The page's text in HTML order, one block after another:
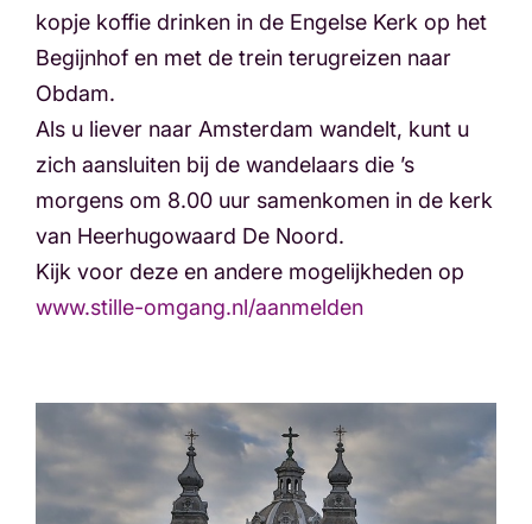
kopje koffie drinken in de Engelse Kerk op het
Begijnhof en met de trein terugreizen naar
Obdam.
Als u liever naar Amsterdam wandelt, kunt u
zich aansluiten bij de wandelaars die ’s
morgens om 8.00 uur samenkomen in de kerk
van Heerhugowaard De Noord.
Kijk voor deze en andere mogelijkheden op
www.stille-omgang.nl/aanmelden